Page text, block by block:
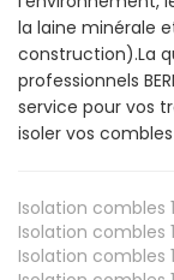
la laine minérale
construction).La
professionnels
service pour vos
isoler vos
Isolation combles 1
Isolation combles 1
Isolation combles 1